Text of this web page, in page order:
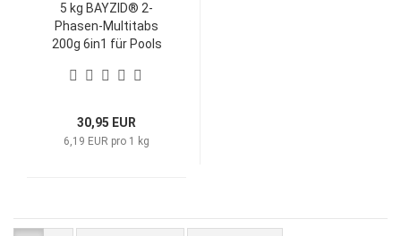
5 kg BAYZID® 2-
Phasen-Multitabs
200g 6in1 für Pools
30,95 EUR
6,19 EUR pro 1 kg